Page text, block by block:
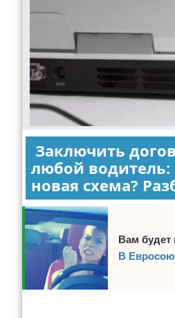
Заключить
любой водитель:
новая схема?
Вам будет
В